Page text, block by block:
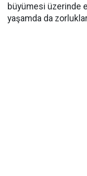
büyümesi üzerinde
yaşamda da